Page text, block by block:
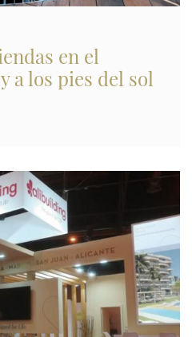
en el
a los pies del sol